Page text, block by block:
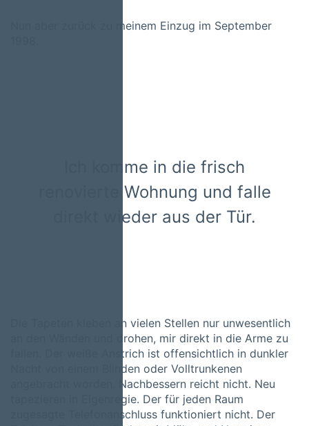
Nun aber zurück zu meinem Einzug im September
Ich komme in die frisch
renovierte Wohnung und falle
direkt wieder aus der Tür.
Die Tapeten kleben an vielen Stellen nur unwesentlich
an den Wänden und drohen, mir direkt in die Arme zu
fallen. Der weiße Anstrich ist offensichtlich in dunkler
Nacht von einem Blinden oder Volltrunkenen
angebracht worden. Nachbessern reicht nicht. Neu
tapezieren in Eigenregie. Der für jeden Raum
zugesagte Telefonanschluss funktioniert nicht. Der